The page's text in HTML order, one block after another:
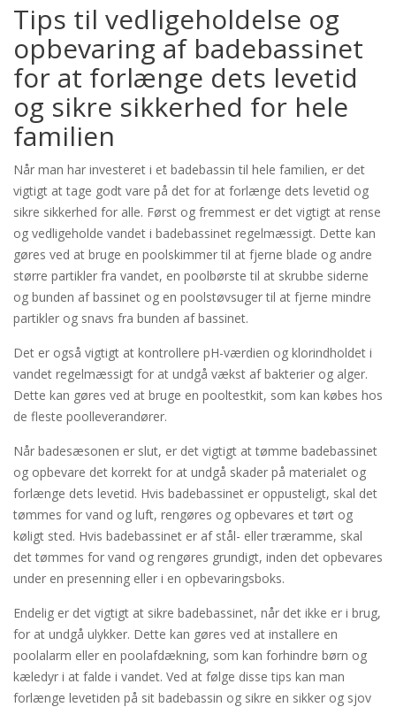
Tips til vedligeholdelse og
opbevaring af badebassinet
for at forlænge dets levetid
og sikre sikkerhed for hele
familien
Når man har investeret i et badebassin til hele familien, er det
vigtigt at tage godt vare på det for at forlænge dets levetid og
sikre sikkerhed for alle. Først og fremmest er det vigtigt at rense
og vedligeholde vandet i badebassinet regelmæssigt. Dette kan
gøres ved at bruge en poolskimmer til at fjerne blade og andre
større partikler fra vandet, en poolbørste til at skrubbe siderne
og bunden af bassinet og en poolstøvsuger til at fjerne mindre
partikler og snavs fra bunden af bassinet.
Det er også vigtigt at kontrollere pH-værdien og klorindholdet i
vandet regelmæssigt for at undgå vækst af bakterier og alger.
Dette kan gøres ved at bruge en pooltestkit, som kan købes hos
de fleste poolleverandører.
Når badesæsonen er slut, er det vigtigt at tømme badebassinet
og opbevare det korrekt for at undgå skader på materialet og
forlænge dets levetid. Hvis badebassinet er oppusteligt, skal det
tømmes for vand og luft, rengøres og opbevares et tørt og
køligt sted. Hvis badebassinet er af stål- eller træramme, skal
det tømmes for vand og rengøres grundigt, inden det opbevares
under en presenning eller i en opbevaringsboks.
Endelig er det vigtigt at sikre badebassinet, når det ikke er i brug,
for at undgå ulykker. Dette kan gøres ved at installere en
poolalarm eller en poolafdækning, som kan forhindre børn og
kæledyr i at falde i vandet. Ved at følge disse tips kan man
forlænge levetiden på sit badebassin og sikre en sikker og sjov